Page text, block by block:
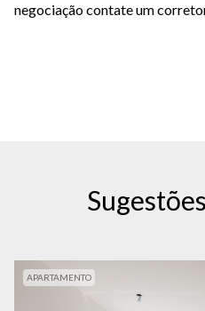
negociação contate um
APARTAMENTO